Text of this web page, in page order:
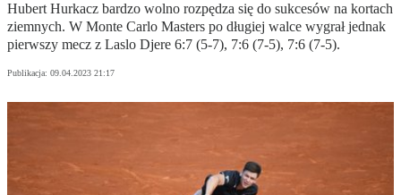
Hubert Hurkacz bardzo wolno rozpędza się do sukcesów na kortach
ziemnych. W Monte Carlo Masters po długiej walce wygrał jednak
pierwszy mecz z Laslo Djere 6:7 (5-7), 7:6 (7-5), 7:6 (7-5).
Publikacja: 09.04.2023 21:17